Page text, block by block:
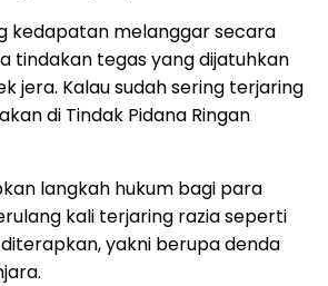
kedapatan melanggar secara
tindakan tegas yang dijatuhkan
jera. Kalau sudah sering terjaring
di Tindak Pidana Ringan
langkah hukum bagi para
kali terjaring razia seperti
yakni berupa denda